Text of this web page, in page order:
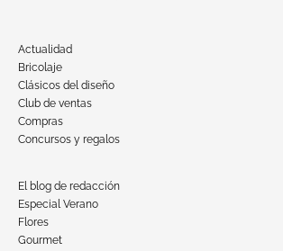
Actualidad
Bricolaje
Clásicos del diseño
Club de ventas
Compras
Concursos y regalos
El blog de redacción
Especial Verano
Flores
Gourmet